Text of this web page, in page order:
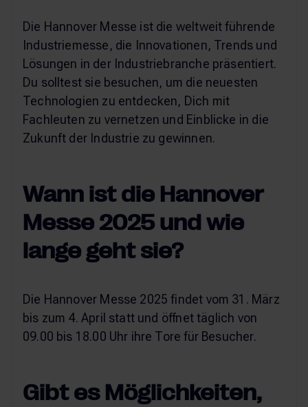
Die Hannover Messe ist die weltweit führende
Industriemesse, die Innovationen, Trends und
Lösungen in der Industriebranche präsentiert.
Du solltest sie besuchen, um die neuesten
Technologien zu entdecken, Dich mit
Fachleuten zu vernetzen und Einblicke in die
Zukunft der Industrie zu gewinnen.
Wann ist die Hannover
Messe 2025 und wie
lange geht sie?
Die Hannover Messe 2025 findet vom 31. März
bis zum 4. April statt und öffnet täglich von
09.00 bis 18.00 Uhr ihre Tore für Besucher.
Gibt es Möglichkeiten,